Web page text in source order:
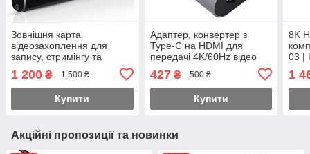
Зовнішня карта
відеозахоплення для
запису, стримінгу та
оцифрування відео на 2
монітора Addap VCC-04 |
USB 3,0, HDMI Loop out,
1 200 ₴ 1 500 ₴
Купити
Адаптер, конвертер з
Type-C на HDMI для
передачі 4K/60Hz відео
перехідник для ПК,
ноутбука, проектора,
427₴ 500 ₴
Купити
8K
03 |
8K
1
Акційні пропозиції та новинки